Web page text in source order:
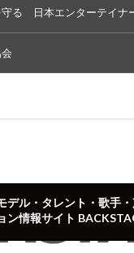
る 日本エンターテイナ
デル・タレント・歌手
ン情報サイト